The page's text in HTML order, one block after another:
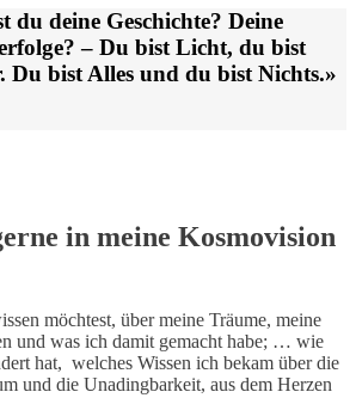
du deine Geschichte? Deine
– Du bist Licht, du bist
Du bist Alles und du bist Nichts.»
in meine Kosmovision
möchtest, über meine Träume, meine
und was ich damit gemacht habe; … wie
hat, welches Wissen ich bekam über die
und die Unadingbarkeit, aus dem Herzen